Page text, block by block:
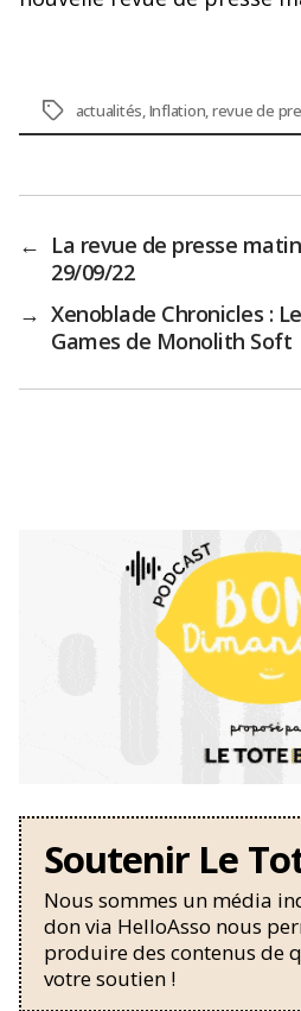
Étiquettes
actualités,Inflation,revue de
← La revue de presse
29/09/22
→ Xenoblade Chronicles :
Games de Monolith Soft
Soutenir Le
Nous sommes un média
don via HelloAsso nous
produire des contenus de
votre soutien !